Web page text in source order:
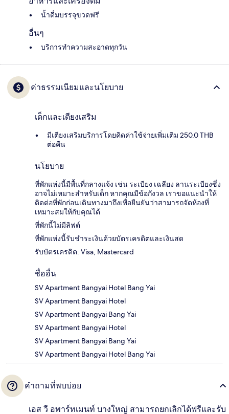
น้ำดื่มบรรจุขวดฟรี
อื่นๆ
บริการทำความสะอาดทุกวัน
ค่าธรรมเนียมและนโยบาย
เด็กและเตียงเสริม
มีเตียงเสริมบริการโดยคิดค่าใช้จ่ายเพิ่มเติม 250.0 THB
ต่อคืน
นโยบาย
ที่พักแห่งนี้มีพื้นที่กลางแจ้ง เช่น ระเบียง เฉลียง ลานระเบียงซึ่ง
อาจไม่เหมาะสำหรับเด็ก หากคุณมีข้อกังวล เราขอแนะนำให้
ติดต่อที่พักก่อนเดินทางมาถึงเพื่อยืนยันว่าสามารถจัดห้องที่
เหมาะสมให้กับคุณได้
ที่พักนี้ไม่มีลิฟต์
ที่พักแห่งนี้รับชำระเงินด้วยบัตรเครดิตและเงินสด
รับบัตรเครดิต: Visa, Mastercard
ชื่ออื่น
SV Apartment Bangyai Hotel Bang Yai
SV Apartment Bangyai Hotel
SV Apartment Bangyai Bang Yai
SV Apartment Bangyai Hotel
SV Apartment Bangyai Bang Yai
SV Apartment Bangyai Hotel Bang Yai
คำถามที่พบบ่อย
เอส วี อพาร์ทเมนท์ บางใหญ่ สามารถยกเลิกได้ฟรีและรับ